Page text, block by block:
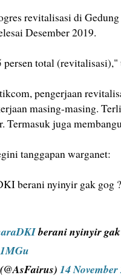
revitalisasi di
Desember 2019.
persen total
pengerjaan
masing-masing.
Termasuk juga
tanggapan warganet:
berani nyinyir gak gog
berani nyinyir
14 November